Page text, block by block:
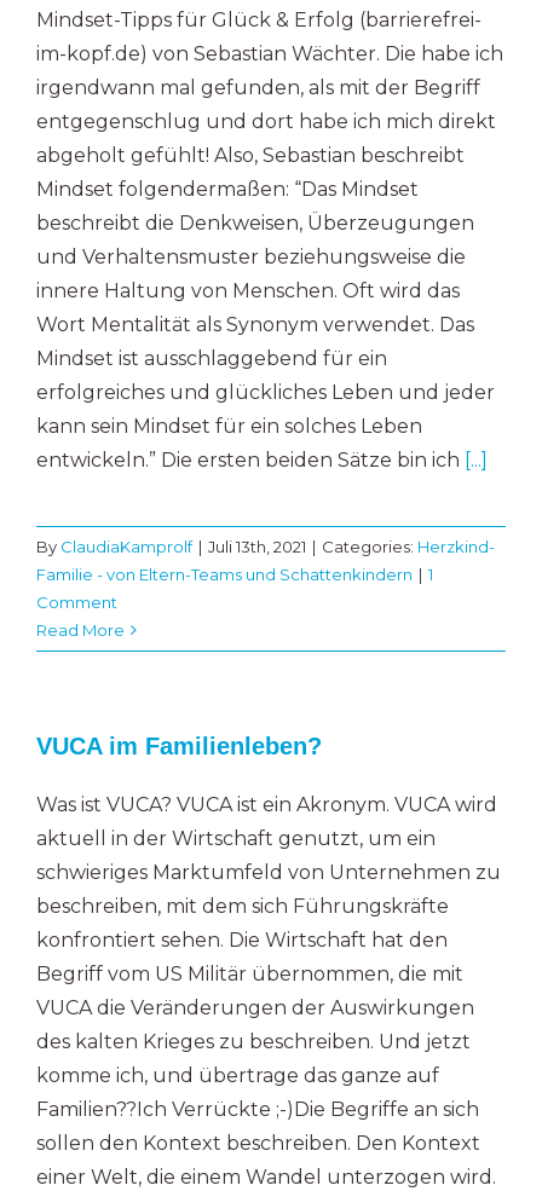
Mindset-Tipps für Glück & Erfolg (barrierefrei-
im-kopf.de) von Sebastian Wächter. Die habe ich
irgendwann mal gefunden, als mit der Begriff
entgegenschlug und dort habe ich mich direkt
abgeholt gefühlt! Also, Sebastian beschreibt
Mindset folgendermaßen: “Das Mindset
beschreibt die Denkweisen, Überzeugungen
und Verhaltensmuster beziehungsweise die
innere Haltung von Menschen. Oft wird das
Wort Mentalität als Synonym verwendet. Das
Mindset ist ausschlaggebend für ein
erfolgreiches und glückliches Leben und jeder
kann sein Mindset für ein solches Leben
entwickeln.” Die ersten beiden Sätze bin ich [...]
By ClaudiaKamprolf | Juli 13th, 2021 | Categories: Herzkind-
Familie - von Eltern-Teams und Schattenkindern | 1
Comment
Read More
VUCA im Familienleben?
Was ist VUCA? VUCA ist ein Akronym. VUCA wird
aktuell in der Wirtschaft genutzt, um ein
schwieriges Marktumfeld von Unternehmen zu
beschreiben, mit dem sich Führungskräfte
konfrontiert sehen. Die Wirtschaft hat den
Begriff vom US Militär übernommen, die mit
VUCA die Veränderungen der Auswirkungen
des kalten Krieges zu beschreiben. Und jetzt
komme ich, und übertrage das ganze auf
Familien??Ich Verrückte ;-)Die Begriffe an sich
sollen den Kontext beschreiben. Den Kontext
einer Welt, die einem Wandel unterzogen wird.